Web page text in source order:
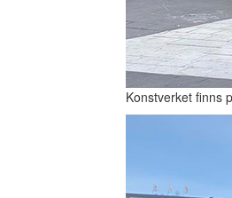
Konstverket finns